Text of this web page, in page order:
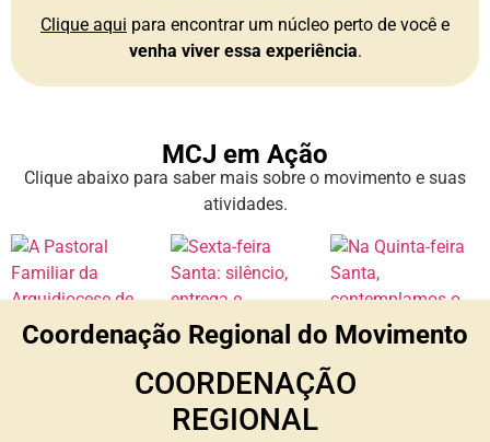
Clique aqui para encontrar um núcleo perto de você e
venha viver essa experiência.
MCJ em Ação
Clique abaixo para saber mais sobre o movimento e suas
atividades.
Coordenação Regional do Movimento
COORDENAÇÃO
REGIONAL